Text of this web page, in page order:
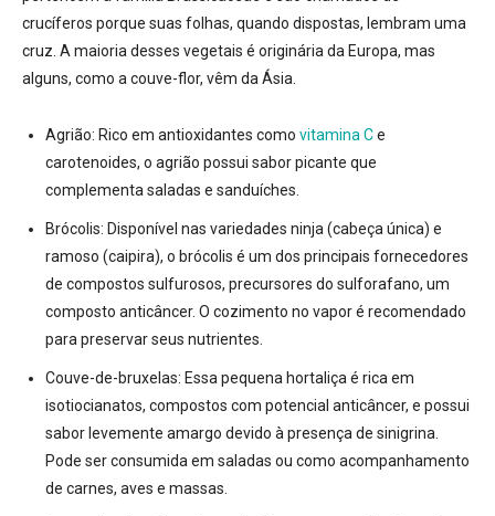
crucíferos porque suas folhas, quando dispostas, lembram uma
cruz . A maioria desses vegetais é originária da Europa, mas
alguns, como a couve-flor, vêm da Ásia
Agrião: Rico em antioxidantes como vitamina Ce
carotenoides, o agrião possui sabor picante que
complementa saladas e sanduíches
Brócolis: Disponível nas variedades ninja (cabeça única) e
ramoso (caipira), o brócolis é um dos principais fornecedores
de compostos sulfurosos, precursores do sulforafano, um
composto anticâncer. O cozimento no vapor é recomendado
para preservar seus nutrientes
Couve-de-bruxelas: Essa pequena hortaliça é rica em
isotiocianatos, compostos com potencial anticâncer, e possui
sabor levemente amargo devido à presença de sinigrina.
Pode ser consumida em saladas ou como acompanhamento
de carnes, aves e massas